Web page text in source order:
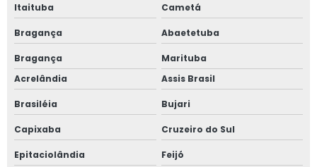
Itaituba Cametá
Bragança Abaetetuba
Bragança
Marituba
Acrelândia
Assis Brasil
Brasiléia Bujari
Capixaba Cruzeiro do Sul
Epitaciolândia Feijó